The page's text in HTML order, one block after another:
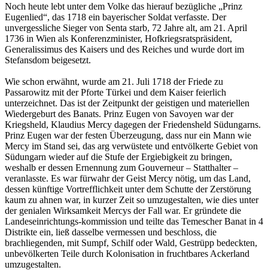
Noch heute lebt unter dem Volke das hierauf bezügliche „Prinz
Eugenlied“, das 1718 ein bayerischer Soldat verfasste. Der
unvergessliche Sieger von Senta starb, 72 Jahre alt, am 21. April
1736 in Wien als Konferenzminister, Hofkriegsratspräsident,
Generalissimus des Kaisers und des Reiches und wurde dort im
Stefansdom beigesetzt.
Wie schon erwähnt, wurde am 21. Juli 1718 der Friede zu
Passarowitz mit der Pforte Türkei und dem Kaiser feierlich
unterzeichnet. Das ist der Zeitpunkt der geistigen und materiellen
Wiedergeburt des Banats. Prinz Eugen von Savoyen war der
Kriegsheld, Klaudius Mercy dagegen der Friedensheld Südungarns.
Prinz Eugen war der festen Überzeugung, dass nur ein Mann wie
Mercy im Stand sei, das arg verwüstete und entvölkerte Gebiet von
Südungarn wieder auf die Stufe der Ergiebigkeit zu bringen,
weshalb er dessen Ernennung zum Gouverneur – Statthalter –
veranlasste. Es war fürwahr der Geist Mercy nötig, um das Land,
dessen künftige Vortrefflichkeit unter dem Schutte der Zerstörung
kaum zu ahnen war, in kurzer Zeit so umzugestalten, wie dies unter
der genialen Wirksamkeit Mercys der Fall war. Er gründete die
Landeseinrichtungs-kommission und teilte das Temescher Banat in 4
Distrikte ein, ließ dasselbe vermessen und beschloss, die
brachliegenden, mit Sumpf, Schilf oder Wald, Gestrüpp bedeckten,
unbevölkerten Teile durch Kolonisation in fruchtbares Ackerland
umzugestalten.